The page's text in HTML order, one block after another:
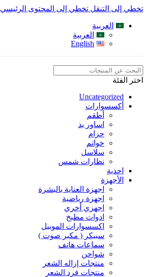
تخطي إلى التنقل تخطي إلى المحتوى الرئيسي
العربية
العربية
English
اختر الفئة
Uncategorized
أكسسوارات
أطقم
اساور يد
حزام
خواتم
سلاسل
نظارات شمس
احذية
الأجهزة
اجهزة العناية بالبشرة
اجهزة رياضية
اجهزي أخري
ادوات مطبخ
اكسسوارات الموبيل
سبيكر ( مكبر صوت )
سماعات هاتف
شواحن
منتجات إزاله الشعر
منتجات فرد الشعر